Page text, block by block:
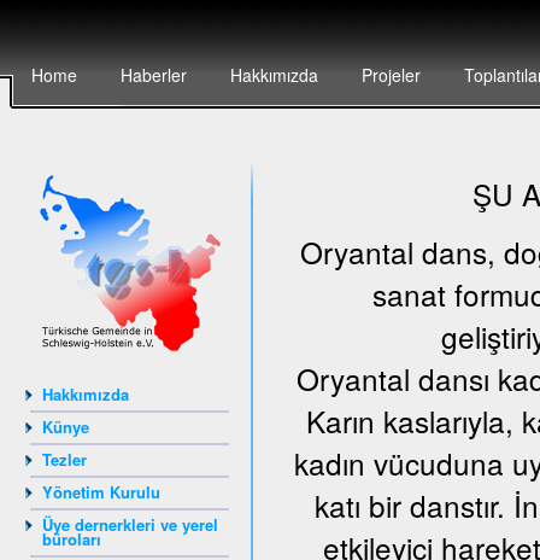
Home Haberler Hakkımızda Projeler
Hakkımızda
Künye
Tezler
Yönetim Kurulu
Üye dernerkleri ve yerel
büroları
ŞU
Oryantal dans,
sanat
Oryantal dansı
Karın
kadın vücuduna
katı bir danstır.
etkileyici